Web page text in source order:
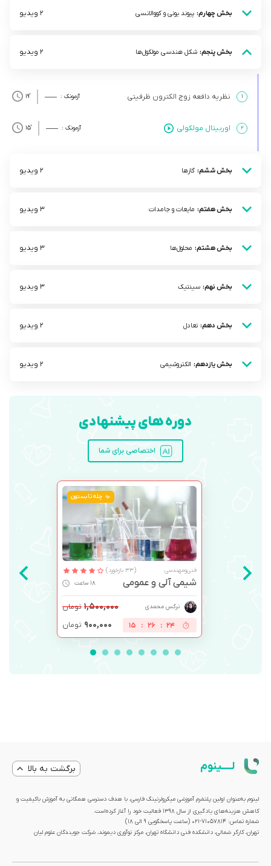
بخش چهارم: پیوند یونی و کووالانسی 2 ویدیو
بخش پنجم: شکل هندسی مولکول‌ها 2 ویدیو
۱ نظریه دافعه زوج الکترون ظرفیتی آزمونک : ’19
۲ اوربیتال مولکولی آزمونک : ’15
بخش ششم: گاز‌ها 2 ویدیو
بخش هفتم: مایعات و جامدات 3 ویدیو
بخش هشتم: محلول‌ها 3 ویدیو
بخش نهم: سینتیک 3 ویدیو
بخش دهم: تعادل 2 ویدیو
بخش یازدهم: الکتروشیمی 2 ویدیو
دوره های پیشنهادی
اختصاصی برای شما
چله تابستون
فنی‌ومهندسی (33 بازخورد)
شیمی آلی و عمومی 18 ساعت
نرگس محمدی ۱,۵۰۰,۰۰۰ تومان
24
:
26
:
15 ۹۰۰,۰۰۰ تومان
لــــینوم برگشت به بالا
لینوم به‌عنوان اولین پلتفرم آموزشی میکرولرنینگ فارسی، با هدف دسترسی همگانی به آموزش باکیفیت و
کاهش هزینه‌های یادگیری از سال 1398 فعالیت خود را آغاز کرده‌است.
شماره تماس: 71057814-021 (ساعت پاسخگویی ۹ الی ۱۸)
تهران، کارگر شمالی، دانشکده فنی دانشگاه تهران، مرکز نوآوری دیموند، شرکت جویندگان علوم لیان